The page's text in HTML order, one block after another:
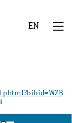
EN